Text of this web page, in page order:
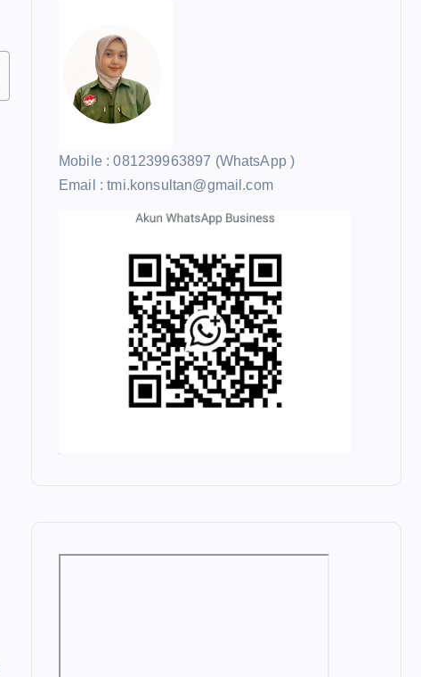
Mobile : 081239963897 (WhatsApp )
Email : tmi.konsultan@gmail.com